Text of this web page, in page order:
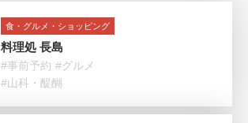
食・グルメ・ショッピング
料理処 長島
#事前予約 #グルメ
#山科・醍醐